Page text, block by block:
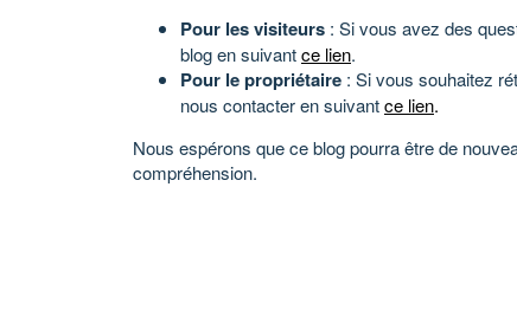
Pour les visiteurs : Si vous avez des
blog en suivantce lien.
Pour le propriétaire : Si vous souhaitez
nous contacter en suivantce lien.
Nous espérons que ce blog pourra être de
compréhension.